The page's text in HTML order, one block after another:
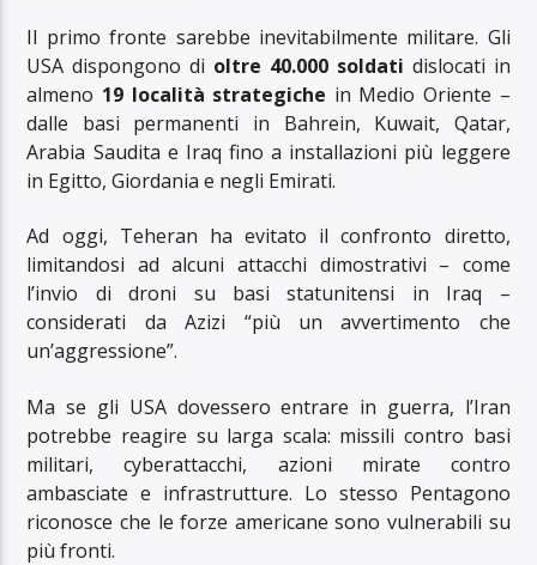
Il primo fronte sarebbe inevitabilmente militare. Gli
USA dispongono di oltre 40.000 soldati dislocati in
almeno 19 località strategiche in Medio Oriente –
dalle basi permanenti in Bahrein, Kuwait, Qatar,
Arabia Saudita e Iraq fino a installazioni più leggere
in Egitto, Giordania e negli Emirati.
Ad oggi, Teheran ha evitato il confronto diretto,
limitandosi ad alcuni attacchi dimostrativi – come
l’invio di droni su basi statunitensi in Iraq –
considerati da Azizi “più un avvertimento che
un’aggressione”.
Ma se gli USA dovessero entrare in guerra, l’Iran
potrebbe reagire su larga scala: missili contro basi
militari, cyberattacchi, azioni mirate contro
ambasciate e infrastrutture. Lo stesso Pentagono
riconosce che le forze americane sono vulnerabili su
più fronti.